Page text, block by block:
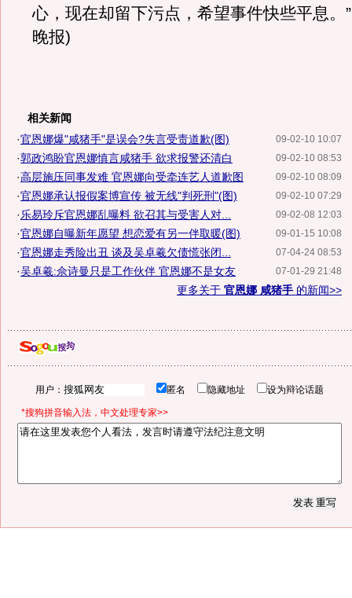
心，现在却留下污点，希望事件快些平息。
晚报)
相关新闻
09-02-10 10:07
·官恩娜爆"咸猪手"是误会?失言受责道歉(图)
09-02-10 08:53
·郭政鸿盼官恩娜慎言咸猪手 欲求报警还清白
09-02-10 08:09
·高层施压同事发难 官恩娜向受牵连艺人道歉图
09-02-10 07:29
·官恩娜承认报假案博宣传 被无线"判死刑"(图)
09-02-08 12:03
· 乐易玲斥官恩娜乱曝料 欲召其与受害人对...
09-01-15 10:08
·官恩娜自曝新年愿望 想恋爱有另一伴取暖(图)
07-04-24 08:53
·官恩娜走秀险出丑 谈及吴卓羲欠债慌张闭...
07-01-29 21:48
·吴卓羲:佘诗曼只是工作伙伴 官恩娜不是女友
更多关于 官恩娜 咸猪手 的新闻>>
用户： 匿名 隐藏地址 设为辩论话题
*搜狗拼音输入法，中文处理专家>>